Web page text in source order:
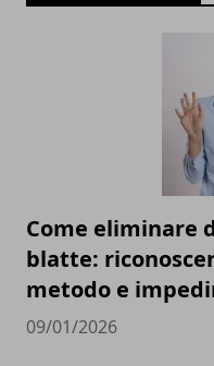
Come eliminare
blatte:
metodo e
09/01/2026